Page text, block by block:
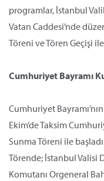
programlar, İstanbul
Vatan Caddesi’nde
Töreni ve Tören Geçişi
Cumhuriyet Bayramı
Cumhuriyet
Ekim’de Taksim
Sunma Töreni ile
Törende; İstanbul Valisi
Komutanı Orgeneral